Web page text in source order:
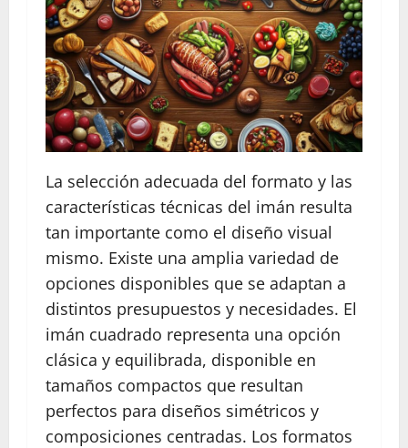
La selección adecuada del formato y las
características técnicas del imán resulta
tan importante como el diseño visual
mismo. Existe una amplia variedad de
opciones disponibles que se adaptan a
distintos presupuestos y necesidades. El
imán cuadrado representa una opción
clásica y equilibrada, disponible en
tamaños compactos que resultan
perfectos para diseños simétricos y
composiciones centradas. Los formatos